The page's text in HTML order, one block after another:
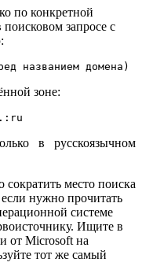
по конкретной
запросе с
названием домена)
зоне:
в русскоязычном
место поиска
нужно прочитать
системе
Ищите в
от Microsoft на
тот же самый